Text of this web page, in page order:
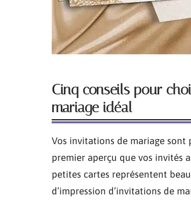
Cinq conseils pour
mariage idéal
Vos invitations de mariage sont
premier aperçu que vos invités
petites cartes représentent
d’impression d’invitations de